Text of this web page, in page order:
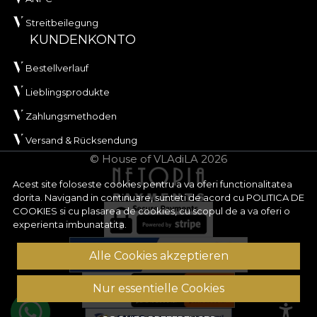
Acest site foloseste cookies pentru a va oferi functionalitatea
dorita. Navigand in continuare, sunteti de acord cu POLITICA DE
COOKIES si cu plasarea de cookies, cu scopul de a va oferi o
experienta imbunatatita.
Alle Cookies akzeptieren
Nur essentielle Cookies
Streitbeilegung
KUNDENKONTO
Bestellverlauf
Lieblingsprodukte
Zahlungsmethoden
Versand & Rücksendung
© House of VLAdiLA 2026